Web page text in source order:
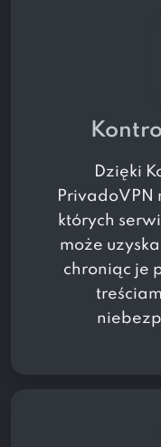
Dzięki
PrivadoVPN
których
może
chroniąc je